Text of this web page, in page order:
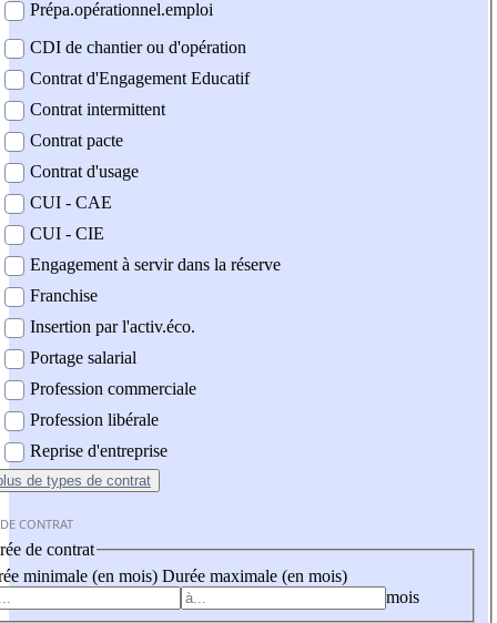
Prépa.opérationnel.emploi
CDI de chantier ou d'opération
Contrat d'Engagement Educatif
Contrat intermittent
Contrat pacte
Contrat d'usage
CUI - CAE
CUI - CIE
Engagement à servir dans la réserve
Franchise
Insertion par l'activ.éco.
Portage salarial
Profession commerciale
Profession libérale
Reprise d'entreprise
de types de contrat
CONTRAT
de contrat
minimale (en mois) Durée maximale (en mois)
mois